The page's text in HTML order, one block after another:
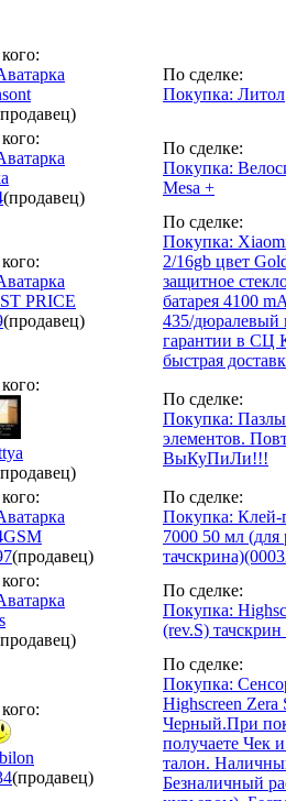
По сделке:
Покупка: Литол
(продавец)
По сделке:
Покупка:
Mesa +
PRICE
(продавец)
По сделке:
Покупка:
2/16gb цвет
защитное
батарея 4100
435/дюралевый
гарантии в СЦ
быстрая
По сделке:
Покупка:
элементов.
ВыКуПиЛи!!!
(продавец)
По сделке:
Покупка: Клей-
7000 50 мл (для
По сделке:
Покупка:
(rev.S)
(продавец)
По сделке:
Покупка:
Highscreen Zera
Черный.При
получаете Чек
талон.
Безналичный